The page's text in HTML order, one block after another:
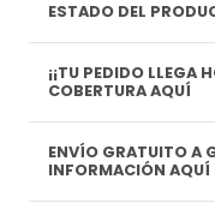
ESTADO DEL
¡¡TU PEDIDO LLEGA HOY!! VER
COBERTURA AQUÍ
ENVÍO GRATUITO A
INFORMACIÓN AQUÍ